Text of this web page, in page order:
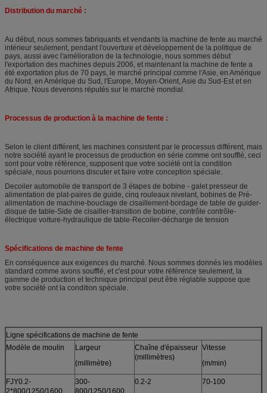
Distribution du marché :
Au début, nous sommes fabriquants et vendants la machine de fente au marché
intérieur seulement, pendant l'ouverture et développement de la politique de
pays, aussi avec l'amélioration de la technologie, nous sommes début
l'exportation des machines depuis 2006, et maintenant la machine de fente a
été exportation plus de 70 pays, le marché principal comme l'Asie, en Amérique
du Nord, en Amérique du Sud, l'Europe, Moyen-Orient, Asie du Sud-Est et en
Afrique. Nous devenons réputés sur le marché mondial.
Processus de production à la machine de fente :
Selon le client différent, les machines consistent par le processus différent, mais
notre société ayant le processus de production en série comme ont soufflé, ceci
sont pour votre référence, supposent que votre société ont la condition
spéciale, nous pourrions discuter et faire votre conception spéciale.
Decoiler automobile de transport de 3 étapes de bobine - galet presseur de
alimentation de plat-paires de guide, cinq rouleaux nivelant, bobines de Pré-
alimentation de machine-bouclage de cisaillement-bordage de table de guider-
disque de table-Side de cisailler-transition de bobine, contrôle contrôle-
électrique voiture-hydraulique de table-Recoiler-décharge de tension
Spécifications de machine de fente
En conséquence aux exigences du marché. Nous sommes donnés les modèles
standard comme avons soufflé, et c'est pour votre référence seulement, la
gamme de production et technique principal peut être réglable suppose que
votre société ont la condition spéciale.
Ligne spécifications de machine de fente
Modèle de moulin
Largeur
(millimètre)
Chaîne d'épaisseur
(millimètres)
Vitesse
(m/min)
FJY0.2-
2*800/1250/1600
300-
800/1250/1600
0.2-2 70-100